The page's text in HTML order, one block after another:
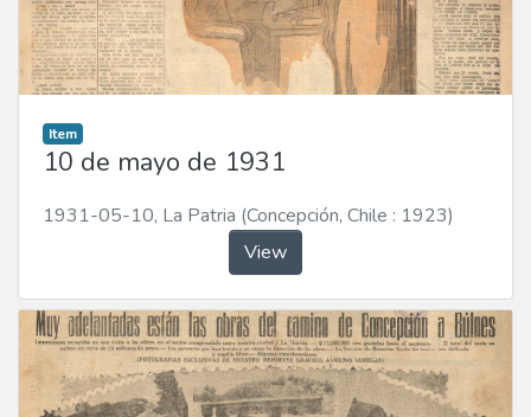
Item
10 de mayo de 1931
1931-05-10, La Patria (Concepción, Chile : 1923)
View